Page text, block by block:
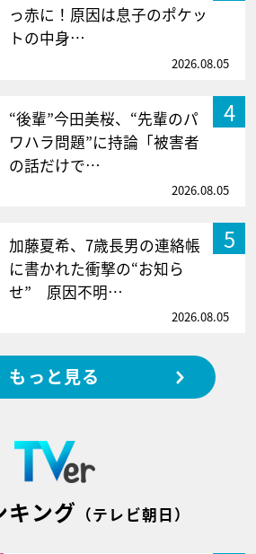
っ赤に！原因は息子のポケッ
トの中身…
2026.08.05
4
“後輩”今田美桜、“先輩のパ
ワハラ問題”に持論「被害者
の話だけで…
2026.08.05
5
加藤夏希、7歳長男の連絡帳
に書かれた衝撃の“お知ら
せ” 原因不明…
2026.08.05
もっと見る
キング （テレビ朝日）